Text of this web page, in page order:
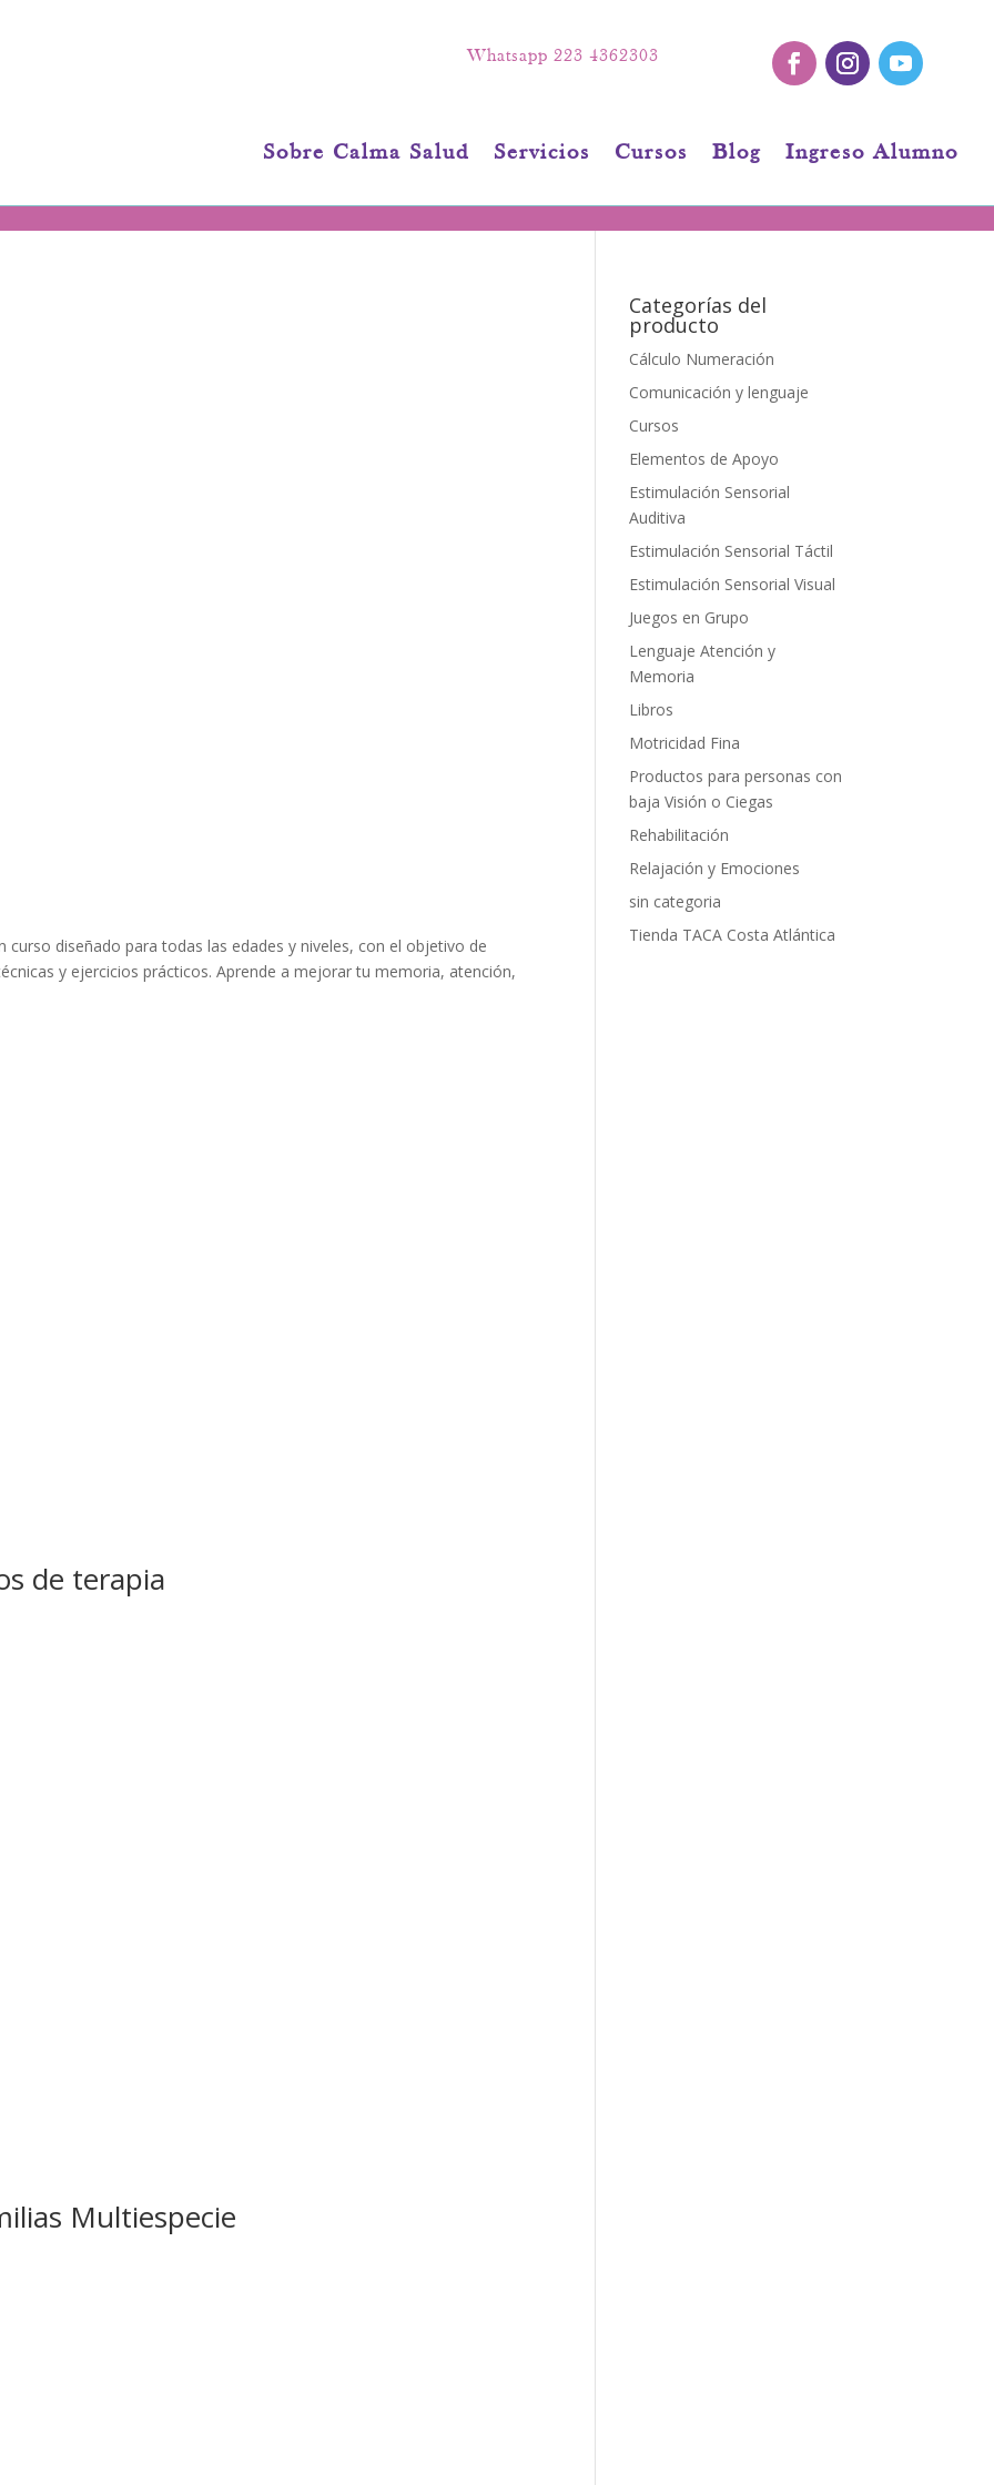
Whatsapp 223 4362303
Sobre Calma Salud Servicios Cursos Blog Ingreso Alumno
curso diseñado para todas las edades y niveles, con el objetivo de
y ejercicios prácticos. Aprende a mejorar tu memoria, atención,
de terapia
Multiespecie
Categorías del
producto
Cálculo Numeración
Comunicación y lenguaje
Cursos
Elementos de Apoyo
Estimulación Sensorial
Auditiva
Estimulación Sensorial Táctil
Estimulación Sensorial Visual
Juegos en Grupo
Lenguaje Atención y
Memoria
Libros
Motricidad Fina
Productos para personas con
baja Visión o Ciegas
Rehabilitación
Relajación y Emociones
sin categoria
Tienda TACA Costa Atlántica